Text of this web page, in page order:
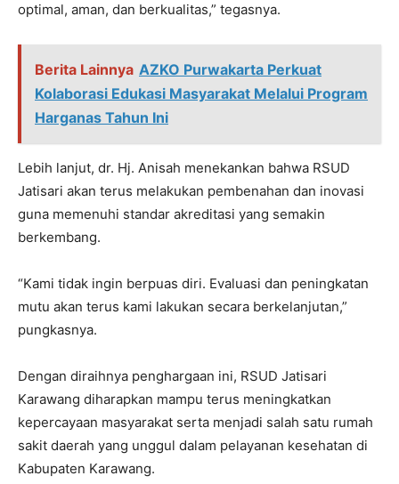
optimal, aman, dan berkualitas,” tegasnya.
Berita Lainnya AZKO Purwakarta Perkuat
Kolaborasi Edukasi Masyarakat Melalui Program
Harganas Tahun Ini
Lebih lanjut, dr. Hj. Anisah menekankan bahwa RSUD
Jatisari akan terus melakukan pembenahan dan inovasi
guna memenuhi standar akreditasi yang semakin
berkembang.
“Kami tidak ingin berpuas diri. Evaluasi dan peningkatan
mutu akan terus kami lakukan secara berkelanjutan,”
pungkasnya.
Dengan diraihnya penghargaan ini, RSUD Jatisari
Karawang diharapkan mampu terus meningkatkan
kepercayaan masyarakat serta menjadi salah satu rumah
sakit daerah yang unggul dalam pelayanan kesehatan di
Kabupaten Karawang.